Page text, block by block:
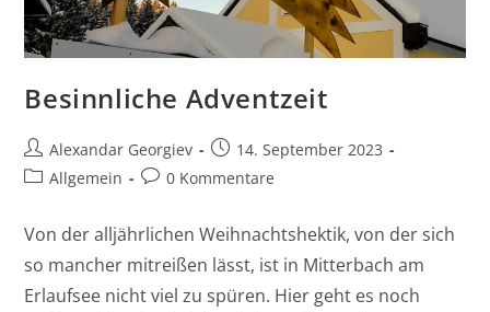
Besinnliche Adventzeit
Alexandar Georgiev
14. September 2023
Allgemein
0 Kommentare
Von der alljährlichen Weihnachtshektik, von der sich
so mancher mitreißen lässt, ist in Mitterbach am
Erlaufsee nicht viel zu spüren. Hier geht es noch